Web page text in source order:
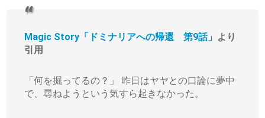
Magic Story「ドミナリアへの帰還 第9話」 より
引用
「何を掘ってるの？」 昨日はヤヤとの口論に夢中
で、尋ねようという気すら起きなかった。